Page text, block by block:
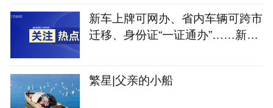
新车上牌可网办、省内车辆可跨市
迁移、身份证“一证通办”……新修
繁星|父亲的小船